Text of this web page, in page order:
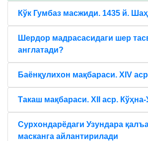
Кўк Гумбаз масжиди. 1435 й.
Шердор мадрасасидаги шер
англатади?
Баёнқулихон мақбараси. XIV
Такаш мақбараси. XII аср. Кўҳна-
Сурхондарёдаги Узундара
масканга айлантирилади